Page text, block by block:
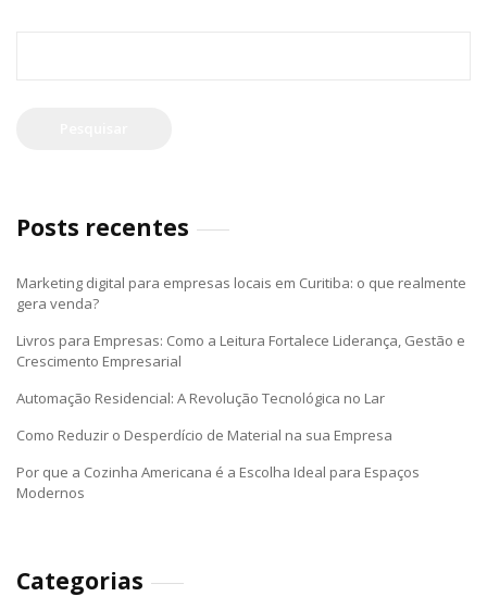
Posts recentes
Marketing digital para empresas locais em Curitiba: o que realmente
gera venda?
Livros para Empresas: Como a Leitura Fortalece Liderança, Gestão e
Crescimento Empresarial
Automação Residencial: A Revolução Tecnológica no Lar
Como Reduzir o Desperdício de Material na sua Empresa
Por que a Cozinha Americana é a Escolha Ideal para Espaços
Modernos
Categorias